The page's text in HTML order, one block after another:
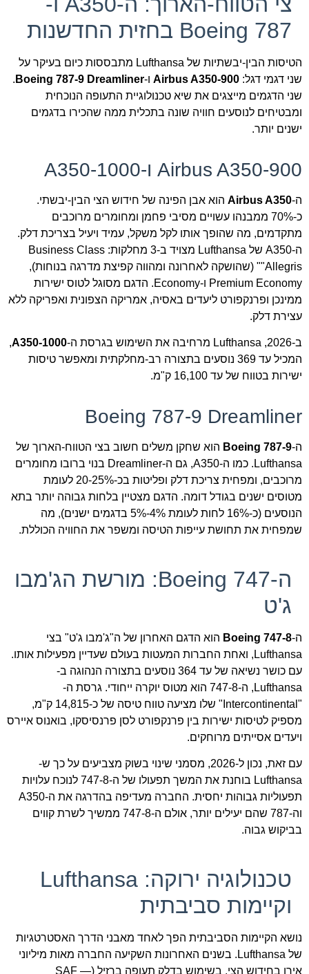
Boeing 787 בחזית החדשנות
הטיסות הבין-יבשתיות של Lufthansa מתבססות כיום בעיקר על
שני דגמי דגל: Airbus A350-900 ו-Boeing 787-9 Dreamliner
.
שני הדגמים מייצגים את שיא טכנולוגיית התעופה הנוכחית
ומבטיחים לנוסעים חוויה שונה בתכלית ממה שהכירו בדגמים
ישנים יותר.
Airbus A350-900 ו-A350-1000
ה-Airbus A350 הוא אבן הפינה של חידוש הצי הבין-יבשתי.
כ-70% ממבנהו עשויים מסיבי פחמן ומחומרים מרוכבים
מתקדמים, מה שהופך אותו לקל משקל, עמיד ויעיל בצריכת דלק.
ה-A350 של Lufthansa מצויד ב-3 מחלקות: Business Class
"Allegris" (שהושקה לאחרונה ומהווה קפיצת מדרגה בנוחות),
Premium Economy ו-Economy. הדגם מסוגל לטוס ישירות
ממינכן ופרנקפורט ליעדים באסיה, אמריקה הצפונית ואפריקה ללא
עצירת דלק.
ב-2026, Lufthansa מרחיבה את השימוש בגרסת ה- A350-1000
,
המכיל עד 369 נוסעים בתצורה רב-מחלקתית ומאפשר טיסות
ישירות בטווח של עד 16,100 ק"מ.
Boeing 787-9 Dreamliner
ה-Boeing 787-9 הוא שחקן משלים חשוב בצי הטווח-הארוך של
Lufthansa. כמו ה-A350, גם ה-Dreamliner בנוי ברובו מחומרים
מרוכבים, ומפחית צריכת דלק ופליטות בכ-20-25% לעומת
מטוסים ישנים בגודל דומה. הדגם מצטיין בלחות גבוהה יותר בתא
הנוסעים (כ-16% לחות לעומת 4%-5% בדגמים ישנים), מה
שמפחית את תחושת עייפות הטיסה ומשפר את החוויה הכוללת.
ה-Boeing 747: מורשת הג'מבו
ג'ט
ה-Boeing 747-8 הוא הדגם האחרון של ה"ג'מבו ג'ט" בצי
Lufthansa, ואחת החברות המעטות בעולם שעדיין מפעילות אותו.
עם כושר נשיאה של עד 364 נוסעים בתצורה הנהוגה ב-
Lufthansa, ה-747-8 הוא מטוס יוקרה ייחודי. גרסת ה-
"Intercontinental" שלו מציעה טווח טיסה של כ-14,815 ק"מ,
מספיק לטיסות ישירות בין פרנקפורט לסן פרנסיסקו, בואנוס איירס
ויעדים אסייתים מרוחקים.
עם זאת, נכון ל-2026, מסמני שינוי בשוק מצביעים על כך ש-
Lufthansa בוחנת את המשך תפעולו של ה-747-8 לנוכח עלויות
תפעוליות גבוהות יחסית. החברה מעדיפה בהדרגה את ה-A350
וה-787 שהם יעילים יותר, אולם ה-747-8 ממשיך לשרת קווים
בביקוש גבוה.
טכנולוגיה ירוקה: Lufthansa
וקיימות סביבתית
נושא הקיימות הסביבתית הפך לאחד מאבני הדרך האסטרטגיות
של Lufthansa. בשנים האחרונות השקיעה החברה מאות מיליוני
אירו בחידוש הצי, בשימוש בדלק תעופה ברזיל (SAF —